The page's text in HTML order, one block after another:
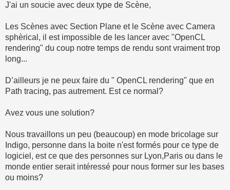
J'ai un soucie avec deux type de Scène,
Les Scènes avec Section Plane et le Scène avec Camera
sphèrical, il est impossible de les lancer avec "OpenCL
rendering" du coup notre temps de rendu sont vraiment trop
long...
D’ailleurs je ne peux faire du " OpenCL rendering" que en
Path tracing, pas autrement. Est ce normal?
Avez vous une solution?
Nous travaillons un peu (beaucoup) en mode bricolage sur
Indigo, personne dans la boite n'est formés pour ce type de
logiciel, est ce que des personnes sur Lyon,Paris ou dans le
monde entier serait intéressé pour nous former sur les bases
ou moins?